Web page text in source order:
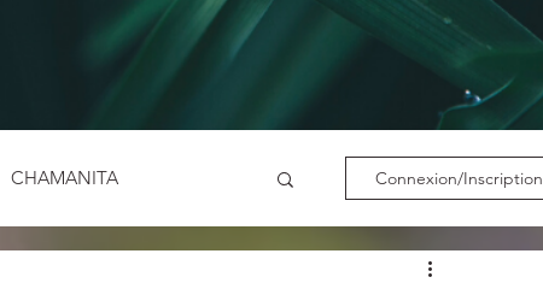
CHAMANITA Connexion/Inscription